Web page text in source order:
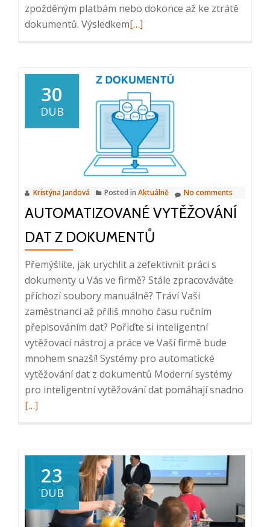
zpožděným platbám nebo dokonce až ke ztrátě
dokumentů. VýsledkemRead
Efektivní
procesování
faktur,
6.
2024,
10:00
–
10:20
[…]
30
DUB
Kristýna Jandová Posted in Aktuálně No comments
AUTOMATIZOVANÉ VYTĚŽOVÁNÍ
DAT Z DOKUMENTŮ
Přemýšlíte, jak urychlit a zefektivnit práci s
dokumenty u Vás ve firmě? Stále zpracováváte
příchozí soubory manuálně? Tráví Vaši
zaměstnanci až příliš mnoho času ručním
přepisováním dat? Pořiďte si inteligentní
vytěžovací nástroj a práce ve Vaší firmě bude
mnohem snazší! Systémy pro automatické
vytěžování dat z dokumentů Moderní systémy
pro inteligentní vytěžování dat pomáhají snadno
[…]
23
DUB